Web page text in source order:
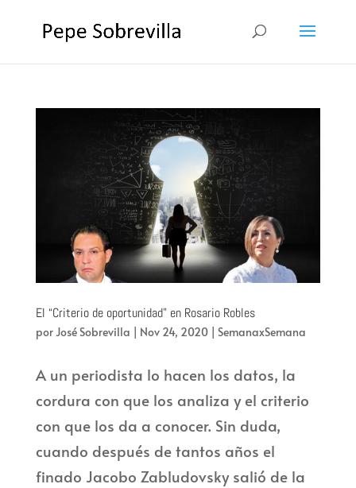
El “Criterio de oportunidad” en Rosario Robles
por José Sobrevilla | Nov 24, 2020| SemanaxSemana
A un periodista lo hacen los datos, la
cordura con que los analiza y el criterio
con que los da a conocer. Sin duda,
cuando después de tantos años el
finado Jacobo Zabludovsky salió de la